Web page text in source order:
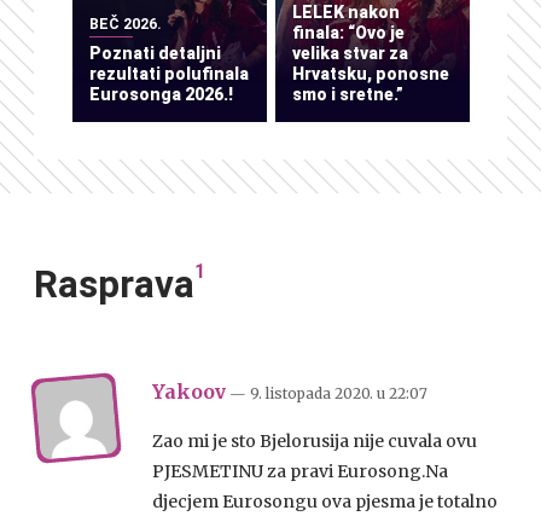
BEČ 2026.
Poznati detaljni
rezultati polufinala
Eurosonga 2026.!
LELEK nakon
finala: “Ovo je
velika stvar za
Hrvatsku, ponosne
smo i sretne.”
Rasprava1
Yakoov — 9. listopada 2020. u 22:07
Zao mi je sto Bjelorusija nije cuvala ovu
PJESMETINU za pravi Eurosong.Na
djecjem Eurosongu ova pjesma je totalno